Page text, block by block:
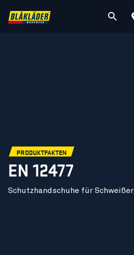
PRODUKTFAKTEN
EN 12477
Schutzhandschuhe für Schweißer